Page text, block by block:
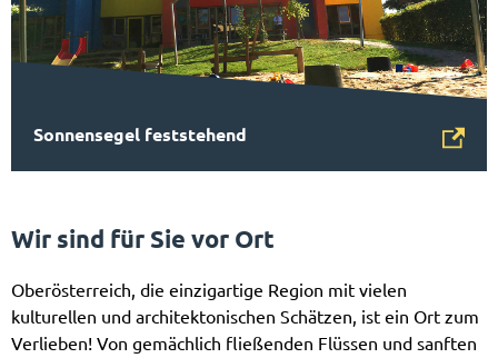
Sonnensegel feststehend
Wir sind für Sie vor Ort
Oberösterreich, die einzigartige Region mit vielen
kulturellen und architektonischen Schätzen, ist ein Ort zum
Verlieben! Von gemächlich fließenden Flüssen und sanften